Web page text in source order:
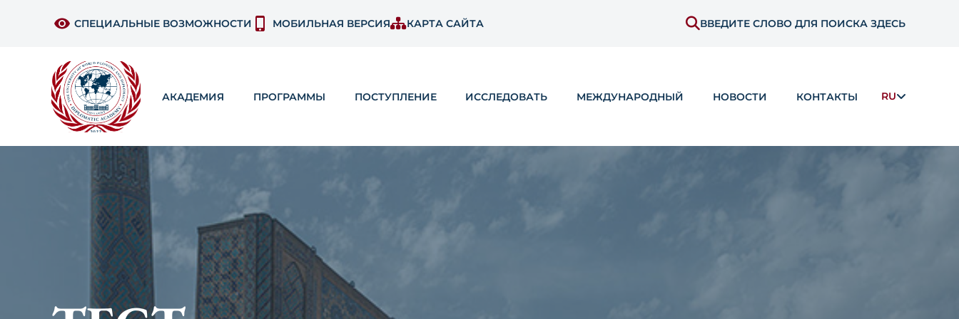
СПЕЦИАЛЬНЫЕ ВОЗМОЖНОСТИ МОБИЛЬНАЯ ВЕРСИЯ КАРТА САЙТА ВВЕДИТЕ СЛОВО ДЛЯ ПОИСКА ЗДЕСЬ
АКАДЕМИЯ ПРОГРАММЫ ПОСТУПЛЕНИЕ ИССЛЕДОВАТЬ МЕЖДУНАРОДНЫЙ НОВОСТИ КОНТАКТЫ RU